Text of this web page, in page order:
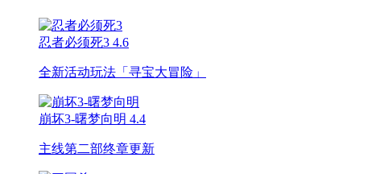
忍者必须死3 4.6
全新活动玩法「寻宝大冒险」
崩坏3-曙梦向明 4.4
主线第二部终章更新